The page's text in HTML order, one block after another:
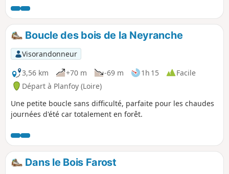
aguerries. D'une durée de 3 heures environ en trail.
Boucle des bois de la Neyranche
Visorandonneur
3,56 km
+70 m -69 m 1h 15
Facile
Départ à Planfoy (Loire)
Une petite boucle sans difficulté, parfaite pour les chaudes
journées d'été car totalement en forêt.
Dans le Bois Farost